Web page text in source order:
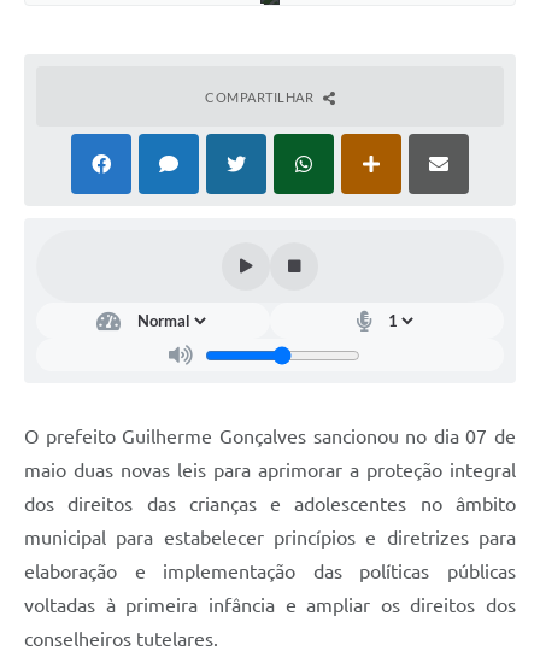
COMPARTILHAR
O prefeito Guilherme Gonçalves sancionou no dia 07 de
maio duas novas leis para aprimorar a proteção integral
dos direitos das crianças e adolescentes no âmbito
municipal para estabelecer princípios e diretrizes para
elaboração e implementação das políticas públicas
voltadas à primeira infância e ampliar os direitos dos
conselheiros tutelares.